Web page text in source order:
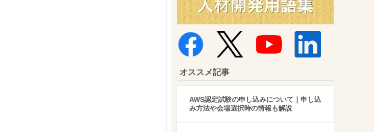
オススメ記事
AWS認定試験の申し込みについて｜申し込
み方法や会場選択時の情報も解説